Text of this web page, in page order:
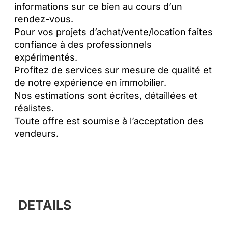
informations sur ce bien au cours d’un
rendez-vous.
Pour vos projets d’achat/vente/location faites
confiance à des professionnels
expérimentés.
Profitez de services sur mesure de qualité et
de notre expérience en immobilier.
Nos estimations sont écrites, détaillées et
réalistes.
Toute offre est soumise à l’acceptation des
vendeurs.
DETAILS